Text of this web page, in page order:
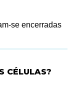
se encerradas
CÉLULAS?